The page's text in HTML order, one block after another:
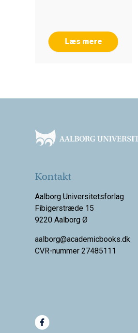
Læs mere
Kontakt
Aalborg Universitetsforlag
Fibigerstræde 15
9220 Aalborg Ø
aalborg@academicbooks.dk
CVR-nummer 27485111